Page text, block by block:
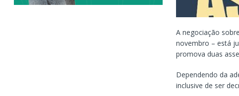
A negociação
novembro – está
promova duas
Dependendo da
inclusive de ser